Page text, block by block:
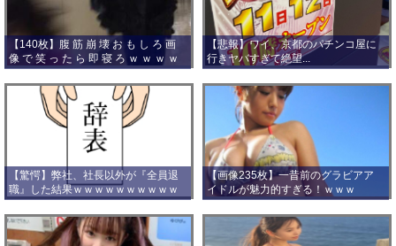
【140枚】腹 筋 崩 壊 お も し ろ 画
像 で 笑 っ た ら 即 寝 ろ ｗ ｗ ｗ ｗ
ｗ ｗ ｗ ｗ ｗ ｗ ｗ ｗ
【悲報】ワイ、京都のパチンコ屋に
行きヤバすぎて絶望...
【驚愕】弊社、社長以外が『全員退
職』した結果ｗｗｗｗｗｗｗｗｗｗ
ｗｗｗ
【画像235枚】一昔前のグラビアア
イドルが魅力的すぎる！ｗｗｗ